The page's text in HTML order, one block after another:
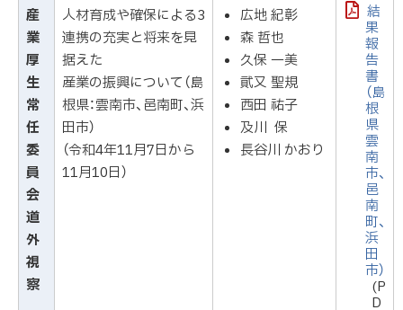
産
業
厚
生
常
任
委
員
会
道
外
視
察
人材育成や確保による3
連携の充実と将来を見
据えた
産業の振興について（島
根県：雲南市、邑南町、浜
田市）
（令和4年11月7日から
11月10日）
広地 紀彰
森 哲也
久保 一美
貮又 聖規
西田 祐子
及川 保
長谷川 かおり
結
果
報
告
書
（島
根
県
雲
南
市、
邑
南
町、
浜
田
市）
(P
D